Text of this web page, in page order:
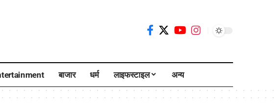
बाजार धर्म लाइफस्टाइल अन्य